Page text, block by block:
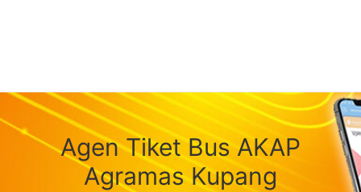
Agen Tiket Bus AKAP
Agramas Kupang